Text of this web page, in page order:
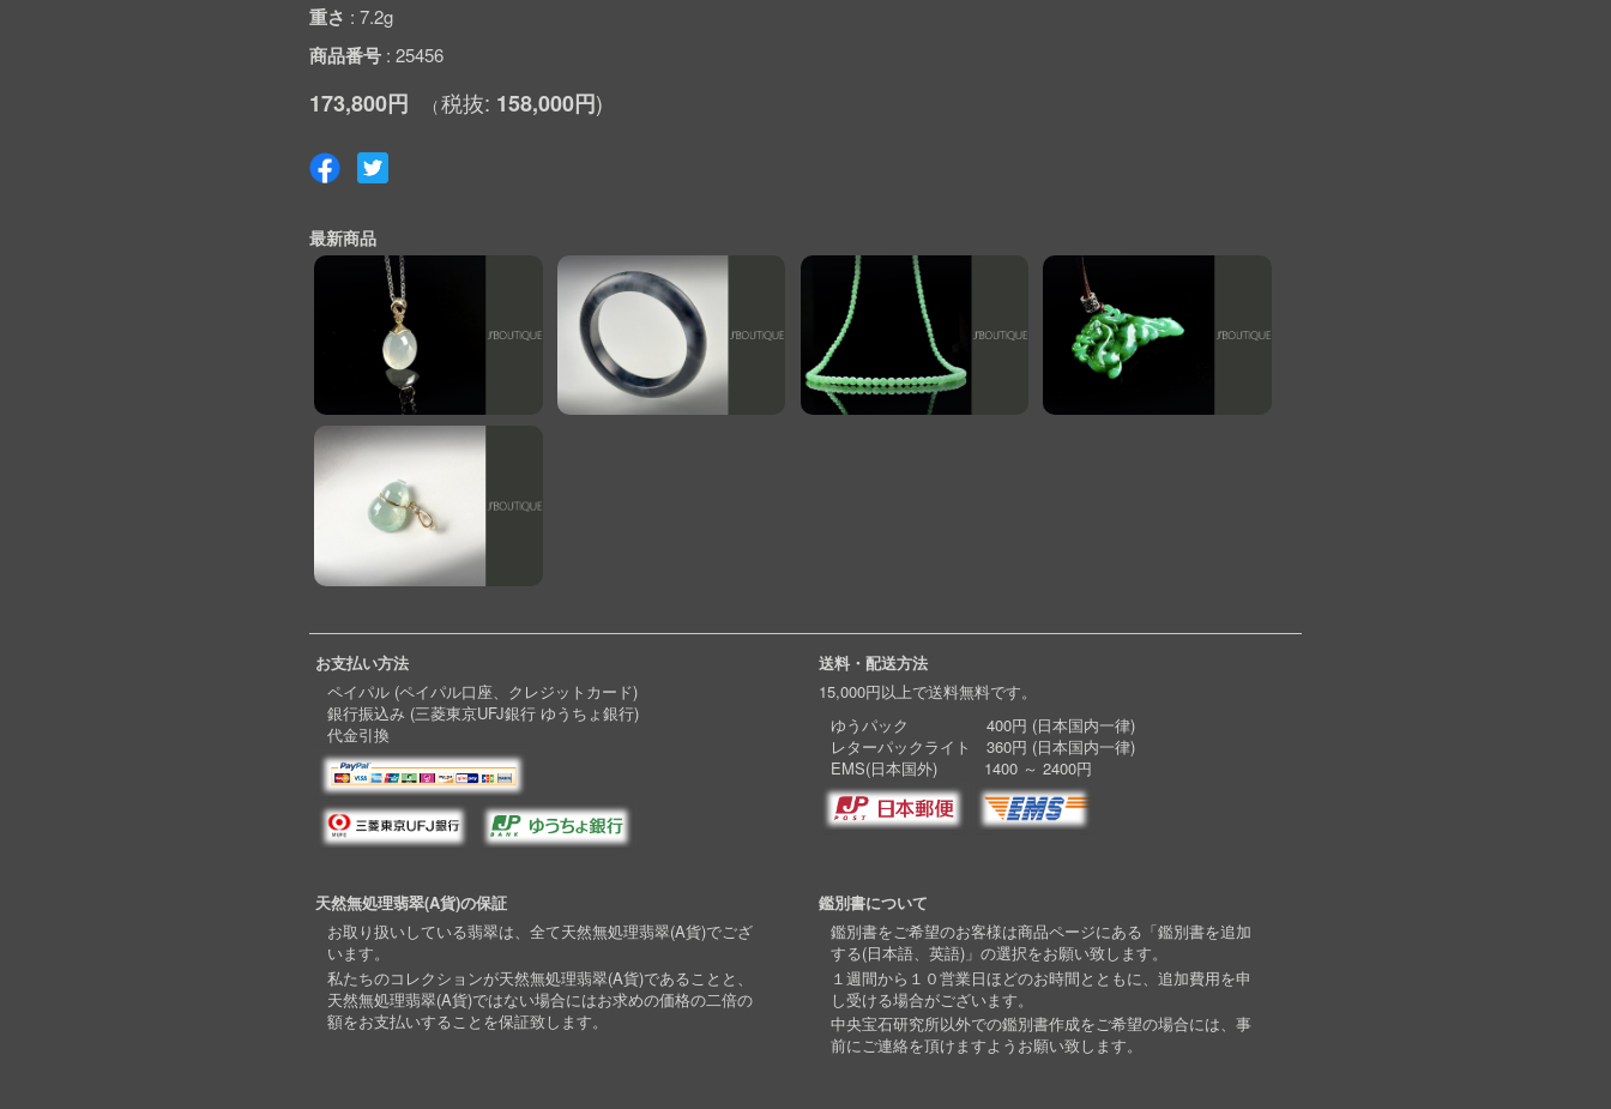
重さ 7.2g
商品番号 25456
173,800円 158,000円
最新商品
お支払い方法
ペイパル (ペイパル口座、クレジットカード)
銀行振込み (三菱東京UFJ銀行 ゆうちょ銀行)
代金引換
送料・配送方法
15,000円以上で送料無料です。
ゆうパック 400円 (日本国内一律)
レターパックライト 360円 (日本国内一律)
EMS(日本国外) 1400 ～ 2400円
天然無処理翡翠(A貨)の保証
お取り扱いしている翡翠は、全て天然無処理翡翠(A貨)でござ
います。
私たちのコレクションが天然無処理翡翠(A貨)であることと、
天然無処理翡翠(A貨)ではない場合にはお求めの価格の二倍の
額をお支払いすることを保証致します。
鑑別書について
鑑別書をご希望のお客様は商品ページにある「鑑別書を追加
する(日本語、英語)」の選択をお願い致します。
１週間から１０営業日ほどのお時間とともに、追加費用を申
し受ける場合がございます。
中央宝石研究所以外での鑑別書作成をご希望の場合には、事
前にご連絡を頂けますようお願い致します。